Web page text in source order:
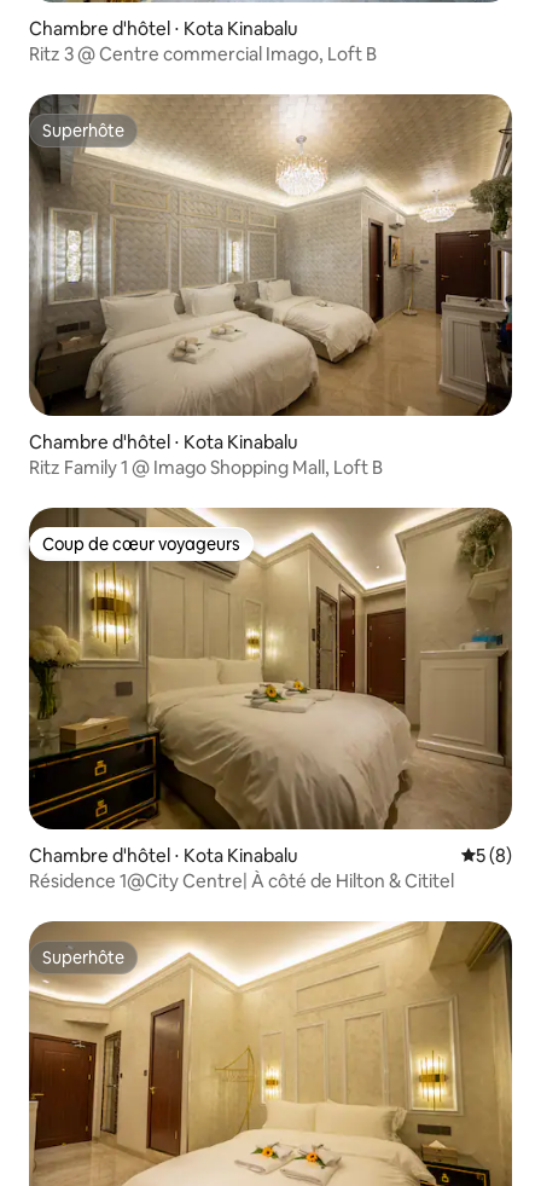
Chambre d'hôtel ⋅ Kota Kinabalu
Ritz 3 @ Centre commercial Imago, Loft B
Superhôte
Superhôte
Chambre d'hôtel ⋅ Kota Kinabalu
Ritz Family 1 @ Imago Shopping Mall, Loft B
Coup de cœur voyageurs
Coup de cœur voyageurs
Chambre d'hôtel ⋅ Kota Kinabalu
5 (8)
Résidence 1@City Centre| À côté de Hilton & Cititel
Superhôte
Superhôte